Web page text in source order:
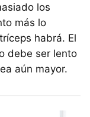
los
más lo
habrá. El
debe ser lento
aún mayor.